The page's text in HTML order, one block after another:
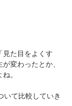
た目をよくす
変わったとか、
。
て比較していき